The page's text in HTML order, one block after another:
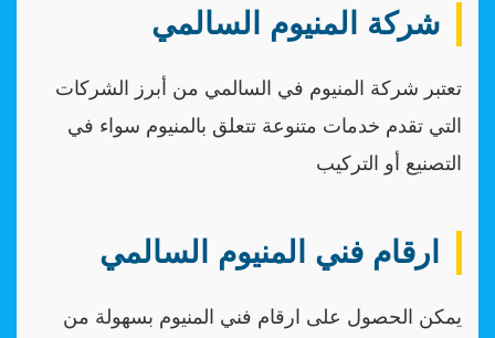
شركة المنيوم السالمي
تعتبر شركة المنيوم في السالمي من أبرز الشركات
التي تقدم خدمات متنوعة تتعلق بالمنيوم سواء في
التصنيع أو التركيب
ارقام فني المنيوم السالمي
يمكن الحصول على ارقام فني المنيوم بسهولة من